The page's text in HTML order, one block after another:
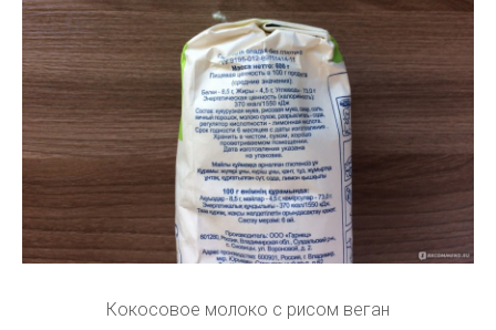
Кокосовое молоко с рисом веган